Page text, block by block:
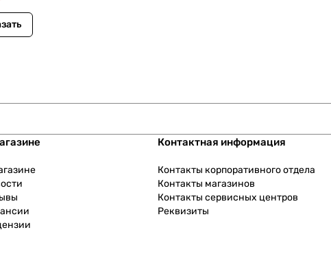
Контактная информация
Контакты корпоративного отдела
Контакты магазинов
Контакты сервисных центров
Реквизиты